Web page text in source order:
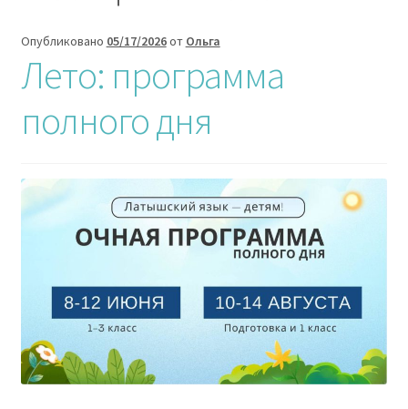
О ПРОЕКТЕ
КОНТАКТЫ
Опубликовано 05/17/2026от Ольга
Лето: программа
полного дня